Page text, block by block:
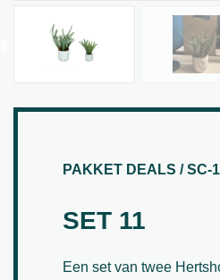
PAKKET DEALS / SC-
SET 11
Een set van twee